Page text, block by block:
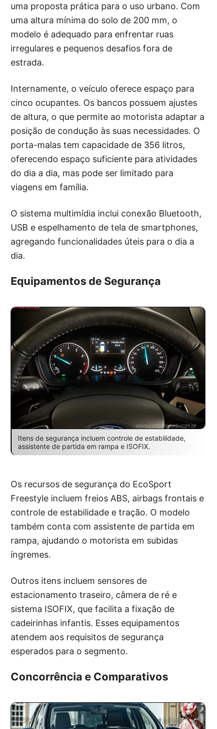
uma proposta prática para o uso urbano. Com
uma altura mínima do solo de 200 mm, o
modelo é adequado para enfrentar ruas
irregulares e pequenos desafios fora de
estrada.
Internamente, o veículo oferece espaço para
cinco ocupantes. Os bancos possuem ajustes
de altura, o que permite ao motorista adaptar a
posição de condução às suas necessidades. O
porta-malas tem capacidade de 356 litros,
oferecendo espaço suficiente para atividades
do dia a dia, mas pode ser limitado para
viagens em família.
O sistema multimídia inclui conexão Bluetooth,
USB e espelhamento de tela de smartphones,
agregando funcionalidades úteis para o dia a
dia.
Equipamentos de Segurança
Itens de segurança incluem controle de estabilidade,
assistente de partida em rampa e ISOFIX.
Os recursos de segurança do EcoSport
Freestyle incluem freios ABS, airbags frontais e
controle de estabilidade e tração. O modelo
também conta com assistente de partida em
rampa, ajudando o motorista em subidas
íngremes.
Outros itens incluem sensores de
estacionamento traseiro, câmera de ré e
sistema ISOFIX, que facilita a fixação de
cadeirinhas infantis. Esses equipamentos
atendem aos requisitos de segurança
esperados para o segmento.
Concorrência e Comparativos